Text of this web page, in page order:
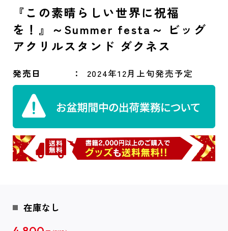
『この素晴らしい世界に祝福
を！』～Summer festa～ ビッグ
アクリルスタンド ダクネス
発売日 2024年12月上旬発売予定
在庫なし